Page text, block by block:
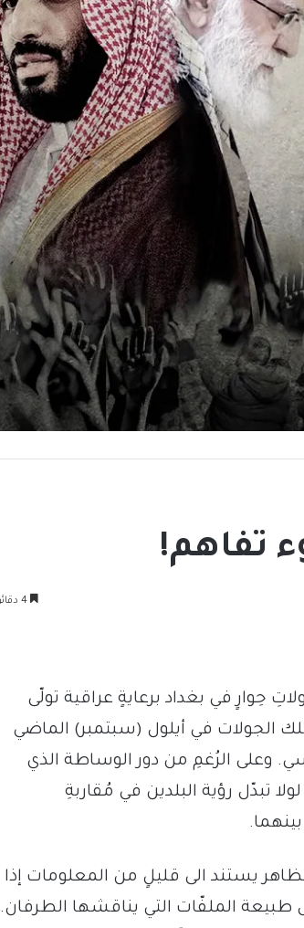
تفاهم!
حِوارٍ في بغداد برعايةٍ عراقية تولّى
الجولات في أيلول (سبتمبر) الماضي
وعلى الرُغمِ من دور الوساطة الذي
تبدّل رؤية البلدين في مُقاربةِ
يستند الى قليلٍ من المعلومات إذا
طبيعة الملفّات التي يناقشها الطرفان.